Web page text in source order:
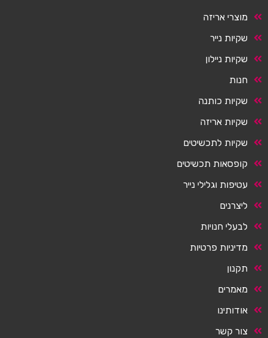
מוצרי אריזה
שקיות נייר
שקיות ניילון
חנות
שקיות כותנה
שקיות אריזה
שקיות לתכשיטים
קופסאות תכשיטים
עטיפות וגלילי נייר
ליצרנים
לבעלי חנויות
מדיניות פרטיות
תקנון
מאמרים
אודותינו
צור קשר